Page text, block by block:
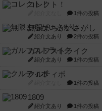
コレクト！
1件の投稿
無限まちがいさがし
紹介文あり 2件の投稿
ガルフストライク
紹介文あり 1件の投稿
クルティボ
1件の投稿
1809
紹介文あり 1件の投稿